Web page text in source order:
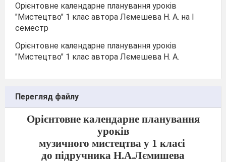
Орієнтовне календарне планування уроків
"Мистецтво" 1 клас автора Лємешева Н. А. на І
семестр
Орієнтовне календарне планування уроків
"Мистецтво" 1 клас автора Лємешева Н. А.
Перегляд файлу
Орієнтовне календарне планування
уроків
музичного мистецтва у 1 класі
до підручника Н.А.Лємишева